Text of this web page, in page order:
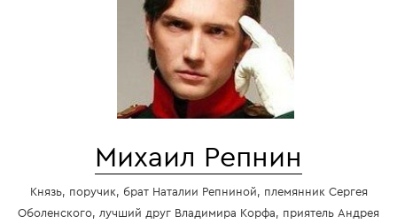
Михаил Репнин
Князь, поручик, брат Наталии Репниной, племянник Сергея
Оболенского, лучший друг Владимира Корфа, приятель Андрея